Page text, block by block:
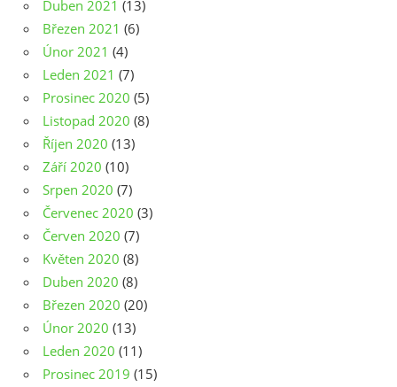
Duben 2021 (13)
Březen 2021 (6)
Únor 2021 (4)
Leden 2021 (7)
Prosinec 2020 (5)
Listopad 2020 (8)
Říjen 2020 (13)
Září 2020 (10)
Srpen 2020 (7)
Červenec 2020 (3)
Červen 2020 (7)
Květen 2020 (8)
Duben 2020 (8)
Březen 2020 (20)
Únor 2020 (13)
Leden 2020 (11)
Prosinec 2019 (15)